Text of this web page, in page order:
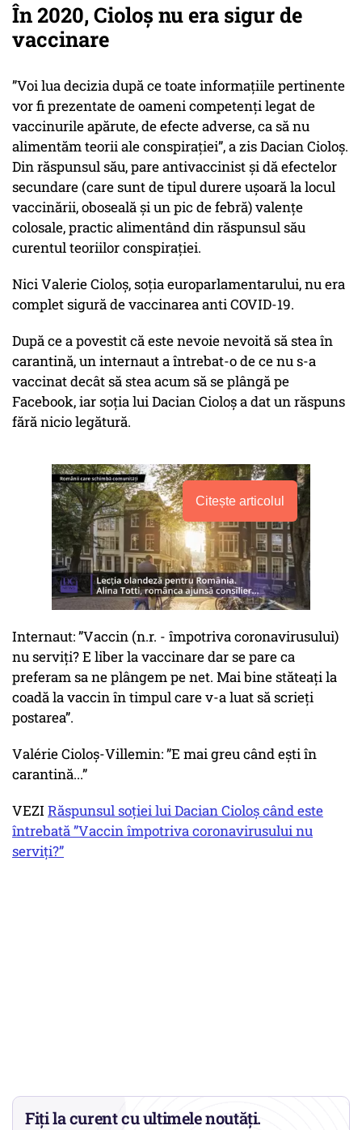
În 2020, Cioloş nu era sigur de
vaccinare
”Voi lua decizia după ce toate informațiile pertinente
vor fi prezentate de oameni competenți legat de
vaccinurile apărute, de efecte adverse, ca să nu
alimentăm teorii ale conspirației”, a zis Dacian Cioloș.
Din răspunsul său, pare antivaccinist și dă efectelor
secundare (care sunt de tipul durere ușoară la locul
vaccinării, oboseală și un pic de febră) valențe
colosale, practic alimentând din răspunsul său
curentul teoriilor conspirației.
Nici Valerie Cioloş, soţia europarlamentarului, nu era
complet sigură de vaccinarea anti COVID-19.
După ce a povestit că este nevoie nevoită să stea în
carantină, un internaut a întrebat-o de ce nu s-a
vaccinat decât să stea acum să se plângă pe
Facebook, iar soția lui Dacian Cioloș a dat un răspuns
fără nicio legătură.
Citește articolul
Internaut: ”Vaccin (n.r. - împotriva coronavirusului)
nu serviți? E liber la vaccinare dar se pare ca
preferam sa ne plângem pe net. Mai bine stăteați la
coadă la vaccin în timpul care v-a luat să scrieți
postarea”.
Valérie Cioloş-Villemin: ”E mai greu când ești în
carantină...”
VEZI Răspunsul soției lui Dacian Cioloș când este
întrebată ”Vaccin împotriva coronavirusului nu
serviți?”
Fiți la curent cu ultimele noutăți.